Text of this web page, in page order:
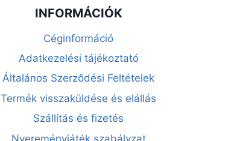
INFORMÁCIÓK
Céginformáció
Adatkezelési tájékoztató
Általános Szerződési Feltételek
Termék visszaküldése és elállás
Szállítás és fizetés
Nyereményjáték szabályzat